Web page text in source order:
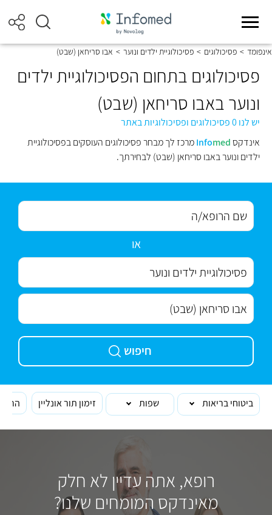
אינפומד > פסיכולוגים > פסיכולוגיית ילדים ונוער > אבו סריחאן (שבט)
פסיכולוגים בתחום הפסיכולוגיית ילדים
ונוער באבו סריחאן (שבט)
יש לנו 0 פסיכולוגים ופסיכולוגיות באתר
אינדקס
Infomed
מרכז לך מבחר פסיכולוגים העוסקים בפסיכולוגיית
ילדים ונוער באבו סריחאן (שבט) לבחירתך.
או
חיפוש
ביטוחי בריאות שפות זימון תור אונליין
רופא, אתה עדיין לא חלק
מאינדקס המומחים שלנו?